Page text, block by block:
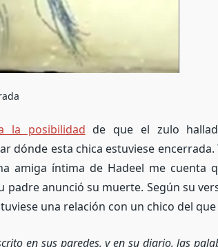
la posibilidad de que el zulo
dónde esta chica estuviese encerrada.
amiga íntima de Hadeel me cuenta
padre anunció su muerte. Según su
una relación con un chico del
en sus paredes, y en su diario, las